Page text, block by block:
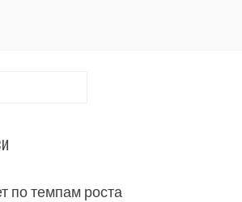
по темпам роста